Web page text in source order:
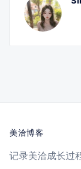
美洽博客
记录美洽成长过